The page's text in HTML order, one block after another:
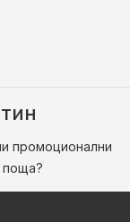
промоционални
поща?